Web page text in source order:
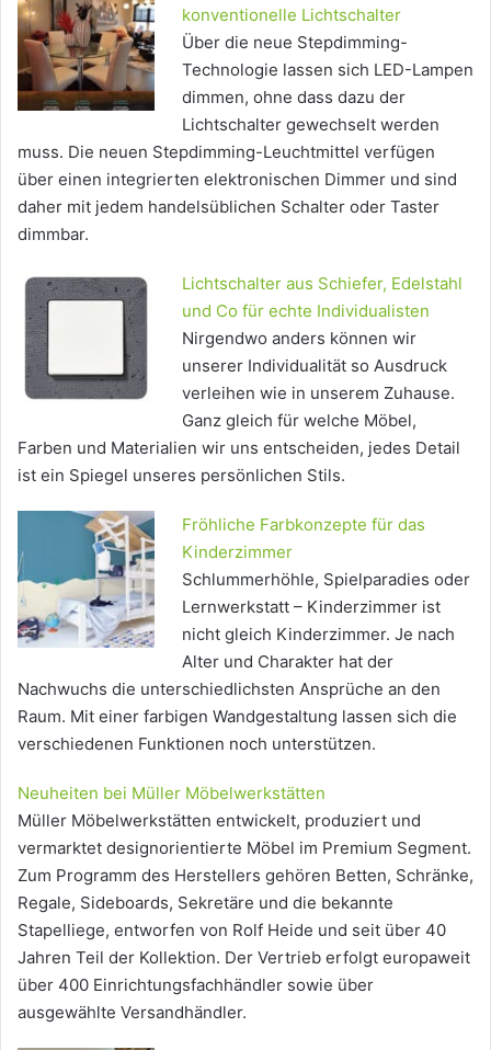
konventionelle Lichtschalter
Über die neue Stepdimming-
Technologie lassen sich LED-Lampen
dimmen, ohne dass dazu der
Lichtschalter gewechselt werden
muss. Die neuen Stepdimming-Leuchtmittel verfügen
über einen integrierten elektronischen Dimmer und sind
daher mit jedem handelsüblichen Schalter oder Taster
dimmbar.
Lichtschalter aus Schiefer, Edelstahl
und Co für echte Individualisten
Nirgendwo anders können wir
unserer Individualität so Ausdruck
verleihen wie in unserem Zuhause.
Ganz gleich für welche Möbel,
Farben und Materialien wir uns entscheiden, jedes Detail
ist ein Spiegel unseres persönlichen Stils.
Fröhliche Farbkonzepte für das
Kinderzimmer
Schlummerhöhle, Spielparadies oder
Lernwerkstatt – Kinderzimmer ist
nicht gleich Kinderzimmer. Je nach
Alter und Charakter hat der
Nachwuchs die unterschiedlichsten Ansprüche an den
Raum. Mit einer farbigen Wandgestaltung lassen sich die
verschiedenen Funktionen noch unterstützen.
Neuheiten bei Müller Möbelwerkstätten
Müller Möbelwerkstätten entwickelt, produziert und
vermarktet designorientierte Möbel im Premium Segment.
Zum Programm des Herstellers gehören Betten, Schränke,
Regale, Sideboards, Sekretäre und die bekannte
Stapelliege, entworfen von Rolf Heide und seit über 40
Jahren Teil der Kollektion. Der Vertrieb erfolgt europaweit
über 400 Einrichtungsfachhändler sowie über
ausgewählte Versandhändler.